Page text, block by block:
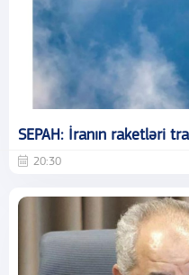
SEPAH: İranın raketləri
20:30